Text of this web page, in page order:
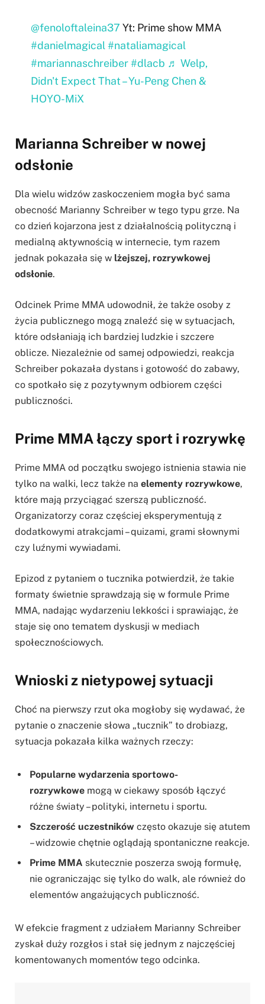
@fenoloftaleina37 Yt: Prime show MMA
#danielmagical#nataliamagical
#mariannaschreiber#dlacb ♬ Welp,
Didn't Expect That – Yu-Peng Chen &
HOYO-MiX
Marianna Schreiber w nowej
odsłonie
Dla wielu widzów zaskoczeniem mogła być sama
obecność Marianny Schreiber w tego typu grze. Na
co dzień kojarzona jest z działalnością polityczną i
medialną aktywnością w internecie, tym razem
jednak pokazała się w lżejszej, rozrywkowej
odsłonie.
Odcinek Prime MMA udowodnił, że także osoby z
życia publicznego mogą znaleźć się w sytuacjach,
które odsłaniają ich bardziej ludzkie i szczere
oblicze. Niezależnie od samej odpowiedzi, reakcja
Schreiber pokazała dystans i gotowość do zabawy,
co spotkało się z pozytywnym odbiorem części
publiczności.
Prime MMA łączy sport i rozrywkę
Prime MMA od początku swojego istnienia stawia nie
tylko na walki, lecz także na elementy rozrywkowe,
które mają przyciągać szerszą publiczność.
Organizatorzy coraz częściej eksperymentują z
dodatkowymi atrakcjami – quizami, grami słownymi
czy luźnymi wywiadami.
Epizod z pytaniem o tucznika potwierdził, że takie
formaty świetnie sprawdzają się w formule Prime
MMA, nadając wydarzeniu lekkości i sprawiając, że
staje się ono tematem dyskusji w mediach
społecznościowych.
Wnioski z nietypowej sytuacji
Choć na pierwszy rzut oka mogłoby się wydawać, że
pytanie o znaczenie słowa „tucznik” to drobiazg,
sytuacja pokazała kilka ważnych rzeczy:
Popularne wydarzenia sportowo-
rozrywkowe mogą w ciekawy sposób łączyć
różne światy – polityki, internetu i sportu.
Szczerość uczestników często okazuje się atutem
– widzowie chętnie oglądają spontaniczne reakcje.
Prime MMA skutecznie poszerza swoją formułę,
nie ograniczając się tylko do walk, ale również do
elementów angażujących publiczność.
W efekcie fragment z udziałem Marianny Schreiber
zyskał duży rozgłos i stał się jednym z najczęściej
komentowanych momentów tego odcinka.